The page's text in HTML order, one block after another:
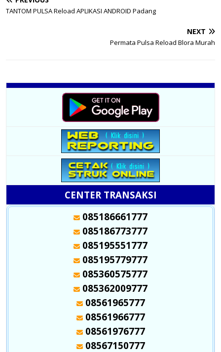
TANTOM PULSA Reload APLIKASI ANDROID Padang
NEXT
Permata Pulsa Reload Blora Murah
CENTER TRANSAKSI
085186661777
085186773777
085195551777
085195779777
085360575777
085362009777
08561965777
08561966777
08561976777
08567150777